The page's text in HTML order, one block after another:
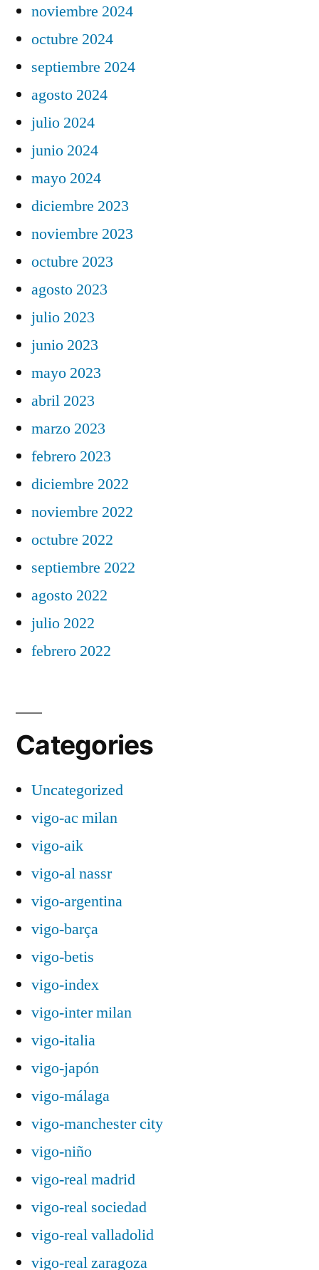
noviembre 2024
octubre 2024
septiembre 2024
agosto 2024
julio 2024
junio 2024
mayo 2024
diciembre 2023
noviembre 2023
octubre 2023
agosto 2023
julio 2023
junio 2023
mayo 2023
abril 2023
marzo 2023
febrero 2023
diciembre 2022
noviembre 2022
octubre 2022
septiembre 2022
agosto 2022
julio 2022
febrero 2022
Categories
Uncategorized
vigo-ac milan
vigo-aik
vigo-al nassr
vigo-argentina
vigo-barça
vigo-betis
vigo-index
vigo-inter milan
vigo-italia
vigo-japón
vigo-málaga
vigo-manchester city
vigo-niño
vigo-real madrid
vigo-real sociedad
vigo-real valladolid
vigo-real zaragoza